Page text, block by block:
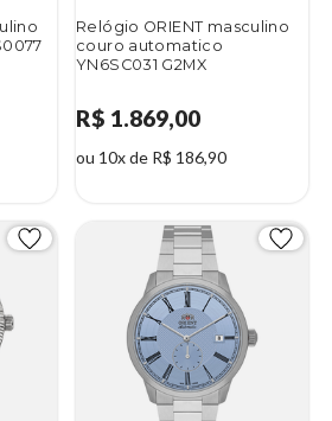
Relógio ORIENT masculino
couro automatico
YN6SC031 G2MX
R$ 1.869,00
ou 10x de R$ 186,90